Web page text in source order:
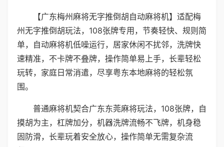
【广东梅州麻将无字推倒胡自动麻将机】适配梅
州无字推倒胡玩法，108张牌专用，节奏轻快、规则简
单，自动麻将机低噪运行，居家休闲不扰邻，洗牌快
速精准，不卡牌不叠牌，操作简单易上手，长辈轻松
玩转，家庭日常消遣，尽享粤东本地麻将的轻松氛
围。
普通麻将机契合广东东莞麻将玩法，108张牌，自
摸胡为主，杠牌加分，机器洗牌流畅不飞牌，机身稳
固防滑，长辈玩着安全放心，操作简单无需复杂流